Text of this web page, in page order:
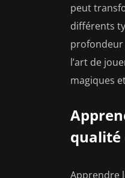
peut
différents
profondeur
l’art de
magiques
qualité
Apprendre